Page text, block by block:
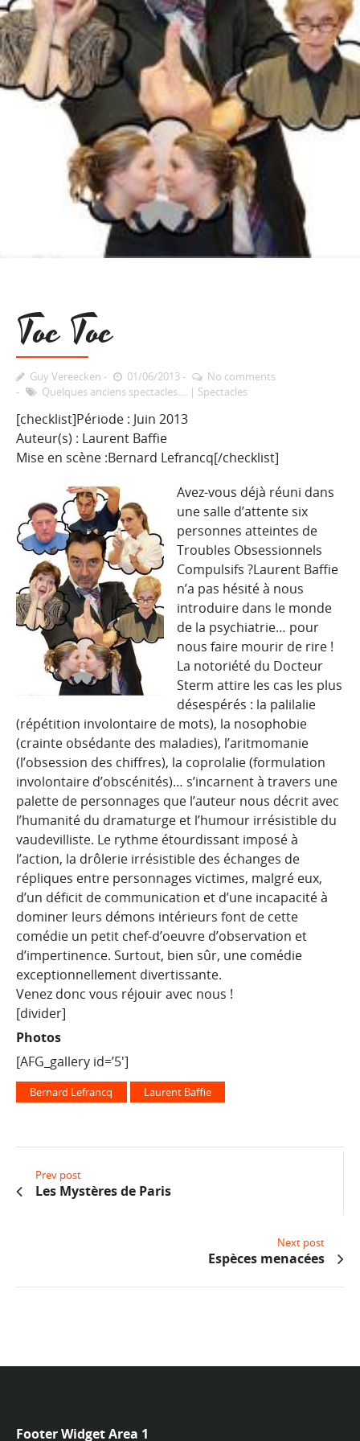
Toc Toc
Guy Vereecken 01/06/2013
No comments
Quelques anciens spectacles.... | Spectacles
[checklist]Période : Juin 2013
Auteur(s) : Laurent Baffie
Mise en scène :Bernard Lefrancq[/checklist]
Avez-vous déjà réuni dans
une salle d’attente six
personnes atteintes de
Troubles Obsessionnels
Compulsifs ?Laurent Baffie
n’a pas hésité à nous
introduire dans le monde
de la psychiatrie… pour
nous faire mourir de rire !
La notoriété du Docteur
Sterm attire les cas les plus
désespérés : la palilalie
(répétition involontaire de mots), la nosophobie
(crainte obsédante des maladies), l’aritmomanie
(l’obsession des chiffres), la coprolalie (formulation
involontaire d’obscénités)… s’incarnent à travers une
palette de personnages que l’auteur nous décrit avec
l’humanité du dramaturge et l’humour irrésistible du
vaudevilliste. Le rythme étourdissant imposé à
l’action, la drôlerie irrésistible des échanges de
répliques entre personnages victimes, malgré eux,
d’un déficit de communication et d’une incapacité à
dominer leurs démons intérieurs font de cette
comédie un petit chef-d’oeuvre d’observation et
d’impertinence. Surtout, bien sûr, une comédie
exceptionnellement divertissante.
Venez donc vous réjouir avec nous !
[divider]
Photos
[AFG_gallery id=’5′]
Bernard Lefrancq Laurent Baffie
Prev post
Les Mystères de Paris
Next post
Espèces menacées
Footer Widget Area 1